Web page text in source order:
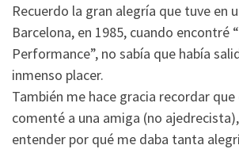
Recuerdo la gran alegría que tuve en
Barcelona, en 1985, cuando encontré
Performance”, no sabía que había
inmenso placer.
También me hace gracia recordar que
comenté a una amiga (no
entender por qué me daba tanta